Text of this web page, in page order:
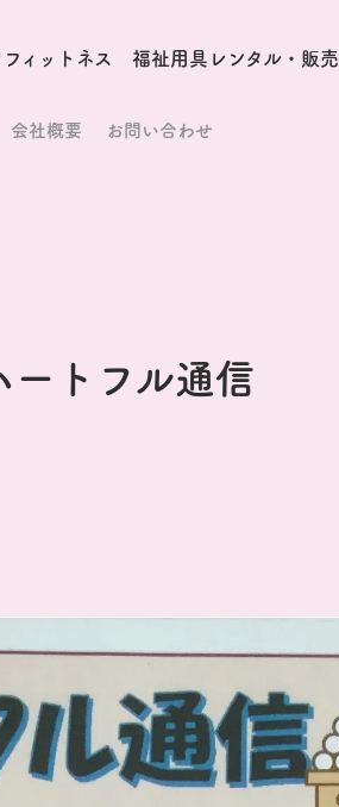
ィットネス 福祉用具レンタル・販売
会社概要 お問い合わせ
ートフル通信